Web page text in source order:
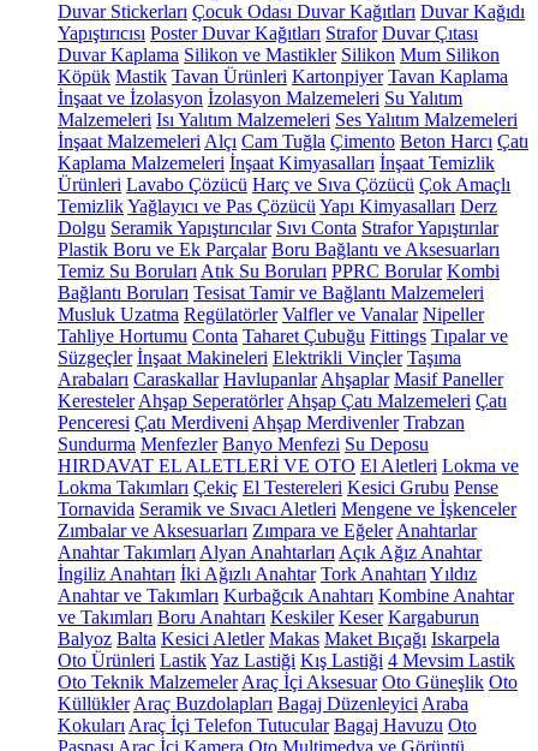
Duvar Stickerları Çocuk Odası Duvar Kağıtları Duvar Kağıdı
Yapıştırıcısı Poster Duvar Kağıtları Strafor Duvar Çıtası
Duvar Kaplama Silikon ve Mastikler Silikon Mum Silikon
Köpük Mastik Tavan Ürünleri Kartonpiyer Tavan Kaplama
İnşaat ve İzolasyon İzolasyon Malzemeleri Su Yalıtım
Malzemeleri Isı Yalıtım Malzemeleri Ses Yalıtım Malzemeleri
İnşaat Malzemeleri Alçı Cam Tuğla Çimento Beton Harcı Çatı
Kaplama Malzemeleri İnşaat Kimyasalları İnşaat Temizlik
Ürünleri Lavabo Çözücü Harç ve Sıva Çözücü Çok Amaçlı
TemizlikYağlayıcı ve Pas Çözücü Yapı Kimyasalları Derz
Dolgu Seramik Yapıştırıcılar Sıvı Conta Strafor Yapıştırılar
Plastik Boru ve Ek Parçalar Boru Bağlantı ve Aksesuarları
Temiz Su Boruları Atık Su Boruları PPRC Borular Kombi
Bağlantı Boruları Tesisat Tamir ve Bağlantı Malzemeleri
Musluk Uzatma Regülatörler Valfler ve Vanalar Nipeller
Tahliye Hortumu Conta Taharet Çubuğu Fittings Tıpalar ve
Süzgeçler İnşaat Makineleri Elektrikli Vinçler Taşıma
Arabaları Caraskallar Havlupanlar Ahşaplar Masif Paneller
Keresteler Ahşap Seperatörler Ahşap Çatı Malzemeleri Çatı
Penceresi Çatı Merdiveni Ahşap Merdivenler Trabzan
Sundurma Menfezler Banyo Menfezi Su Deposu
HIRDAVAT EL ALETLERİ VE OTO El Aletleri Lokma ve
Lokma Takımları Çekiç El Testereleri Kesici Grubu Pense
Tornavida Seramik ve Sıvacı Aletleri Mengene ve İşkenceler
Zımbalar ve Aksesuarları Zımpara ve Eğeler Anahtarlar
Anahtar Takımları Alyan Anahtarları Açık Ağız Anahtar
İngiliz Anahtarı İki Ağızlı Anahtar Tork Anahtarı Yıldız
Anahtar ve Takımları Kurbağcık Anahtarı Kombine Anahtar
ve Takımları Boru Anahtarı Keskiler Keser Kargaburun
Balyoz Balta Kesici Aletler Makas Maket Bıçağı Iskarpela
Oto Ürünleri LastikYaz Lastiği Kış Lastiği 4 Mevsim Lastik
Oto Teknik Malzemeler Araç İçi Aksesuar Oto Güneşlik Oto
Küllükler Araç Buzdolapları Bagaj Düzenleyici Araba
Kokuları Araç İçi Telefon Tutucular Bagaj Havuzu Oto
Paspası Araç İçi Kamera Oto Multimedya ve Görüntü